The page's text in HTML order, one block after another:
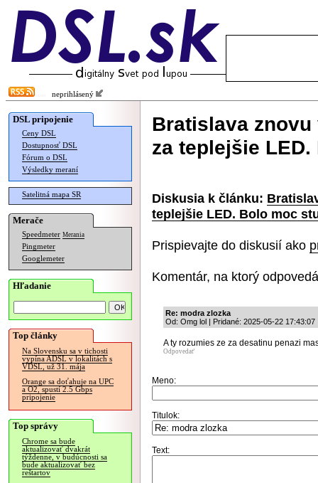
neprihlásený
DSL pripojenie
Ceny DSL
Dostupnosť DSL
Fórum o DSL
Výsledky meraní
Satelitná mapa SR
Merače
Speedmeter Merania
Pingmeter
Googlemeter
Hľadanie
Top články
Na Slovensku sa v tichosti
vypína ADSL v lokalitách s
VDSL, už 31. mája
Orange sa doťahuje na UPC
a O2, spustí 2.5 Gbps
pripojenie
Top správy
Chrome sa bude
aktualizovať dvakrát
týždenne, v budúcnosti sa
bude aktualizovať bez
reštartov
Bratislava
za teplejšie
Diskusia k článku:
teplejšie LED. Bolo moc
Prispievajte do diskusií ako
Komentár, na ktorý
Re: modra zlozka
Od: Omg lol | Pridané: 2025-05-22 17:43:07
A ty rozumies ze za desatinu penazi
Odpovedať
Meno:
Titulok:
Text: